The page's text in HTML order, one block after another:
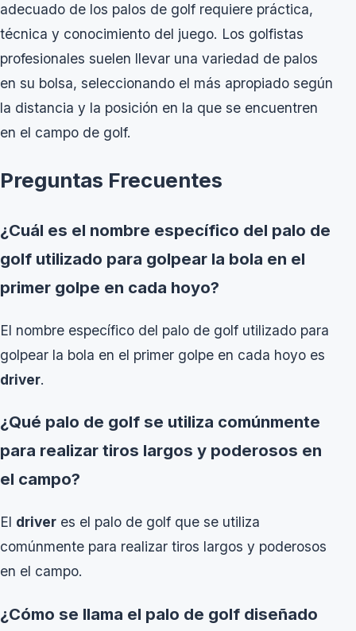
adecuado de los palos de golf requiere práctica,
técnica y conocimiento del juego. Los golfistas
profesionales suelen llevar una variedad de palos
en su bolsa, seleccionando el más apropiado según
la distancia y la posición en la que se encuentren
en el campo de golf.
Preguntas Frecuentes
¿Cuál es el nombre específico del palo de
golf utilizado para golpear la bola en el
primer golpe en cada hoyo?
El nombre específico del palo de golf utilizado para
golpear la bola en el primer golpe en cada hoyo es
driver.
¿Qué palo de golf se utiliza comúnmente
para realizar tiros largos y poderosos en
el campo?
El driver es el palo de golf que se utiliza
comúnmente para realizar tiros largos y poderosos
en el campo.
¿Cómo se llama el palo de golf diseñado